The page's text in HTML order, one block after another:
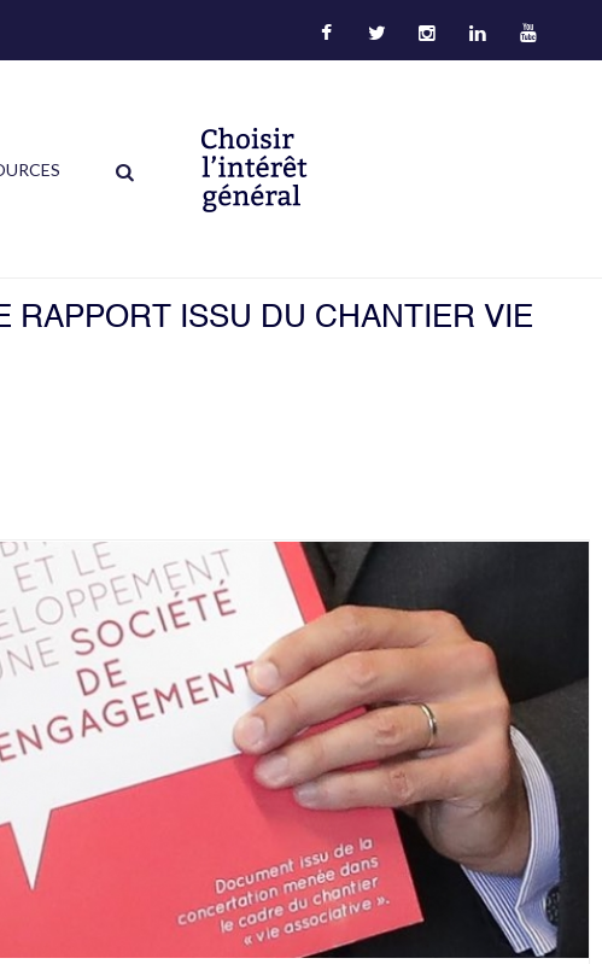
RAPPORT ISSU DU CHANTIER VIE